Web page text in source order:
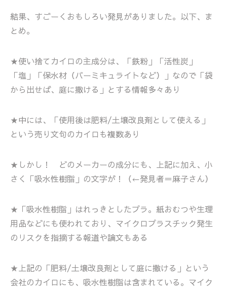
結果、すごーくおもしろい発見がありました。以下、ま
とめ。
★使い捨てカイロの主成分は、「鉄粉」「活性炭」
「塩」「保水材（バーミキュライトなど）」なので「袋
から出せば、庭に撒ける」とする情報多々あり
★中には、「使用後は肥料/土壌改良剤として使える」
という売り文句のカイロも複数あり
★しかし！ どのメーカーの成分にも、上記に加え、小
さく「吸水性樹脂」の文字が！（←発見者＝麻子さん）
★「吸水性樹脂」はれっきとしたプラ。紙おむつや生理
用品などにも使われており、マイクロプラスチック発生
のリスクを指摘する報道や論文もある
★上記の「肥料/土壌改良剤として庭に撒ける」という
会社のカイロにも、吸水性樹脂は含まれている。マイク